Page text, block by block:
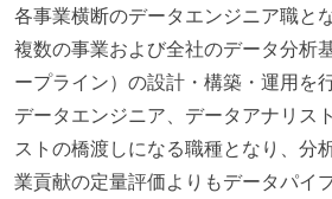
各事業横断のデータエンジニア職と
複数の事業および全社のデータ分析
ープライン）の設計・構築・運用を
データエンジニア、データアナリス
ストの橋渡しになる職種となり、分
業貢献の定量評価よりもデータパイ